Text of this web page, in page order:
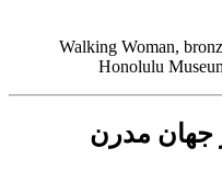
Walking Woman,
Honolulu
جهان مدرن